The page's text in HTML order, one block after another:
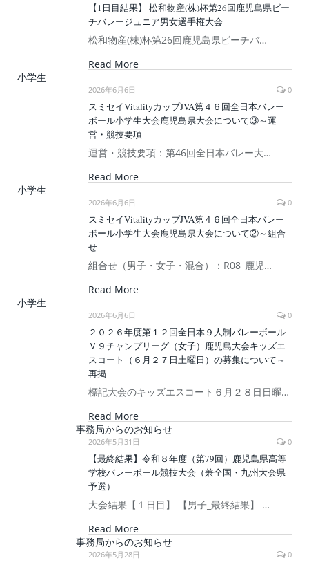
【1日目結果】 松和物産(株)杯第26回鹿児島県ビー
チバレージュニア男女選手権大会
松和物産(株)杯第26回鹿児島県ビーチバ…
Read More
小学生
2026年6月6日 0
スミセイVitalityカップJVA第４６回全日本バレー
ボール小学生大会鹿児島県大会について③～運
営・競技要項
運営・競技要項：第46回全日本バレー大…
Read More
小学生
2026年6月6日 0
スミセイVitalityカップJVA第４６回全日本バレー
ボール小学生大会鹿児島県大会について②～組合
せ
組合せ（男子・女子・混合）：R08_鹿児…
Read More
小学生
2026年6月6日 0
２０２６年度第１２回全日本９人制バレーボール
Ｖ９チャンプリーグ（女子）鹿児島大会キッズエ
スコート（６月２７日土曜日）の募集について～
再掲
標記大会のキッズエスコート６月２８日日曜…
Read More
事務局からのお知らせ
2026年5月31日 0
【最終結果】令和８年度（第79回）鹿児島県高等
学校バレーボール競技大会（兼全国・九州大会県
予選）
大会結果【１日目】 【男子_最終結果】 …
Read More
事務局からのお知らせ
2026年5月28日 0